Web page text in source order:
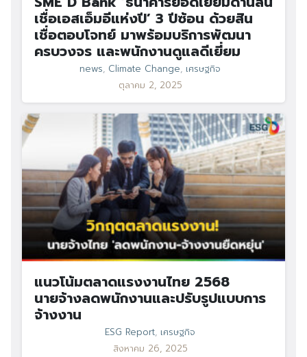
เชื่อเอสเอ็มอีแห่งปี’ 3 ปีซ้อน ด้วยสิน
เชื่อตอบโจทย์ มาพร้อมบริการพัฒนา
ครบวงจร และพนักงานดูแลดีเยี่ยม
news, Climate Change, เศรษฐกิจ
ตุลาคม 2, 2025
แนวโน้มตลาดแรงงานไทย 2568
นายจ้างลดพนักงานและปรับรูปแบบการ
จ้างงาน
ESG Report, เศรษฐกิจ
สิงหาคม 26, 2025